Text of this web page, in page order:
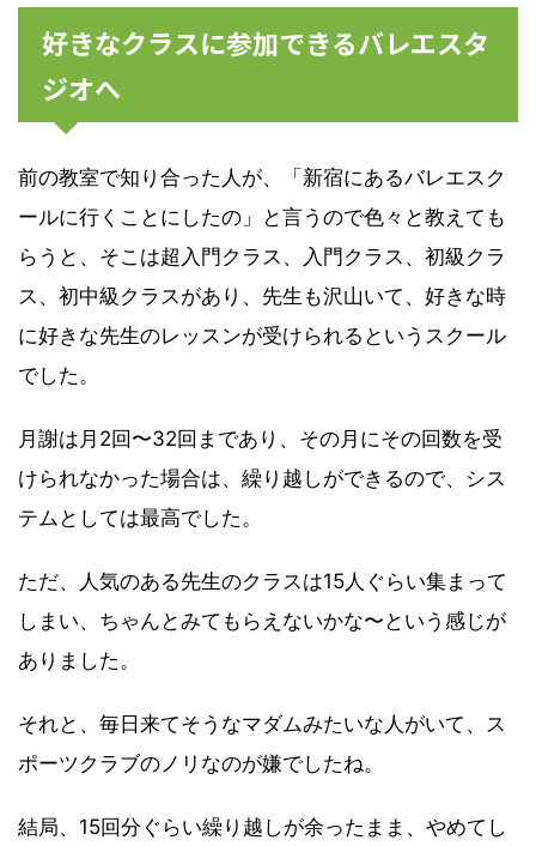
好きなクラスに参加できるバレエスタ
ジオへ
前の教室で知り合った人が、「新宿にあるバレエスク
ールに行くことにしたの」と言うので色々と教えても
らうと、そこは超入門クラス、入門クラス、初級クラ
ス、初中級クラスがあり、先生も沢山いて、好きな時
に好きな先生のレッスンが受けられるというスクール
でした。
月謝は月2回〜32回まであり、その月にその回数を受
けられなかった場合は、繰り越しができるので、シス
テムとしては最高でした。
ただ、人気のある先生のクラスは15人ぐらい集まって
しまい、ちゃんとみてもらえないかな〜という感じが
ありました。
それと、毎日来てそうなマダムみたいな人がいて、ス
ポーツクラブのノリなのが嫌でしたね。
結局、15回分ぐらい繰り越しが余ったまま、やめてし